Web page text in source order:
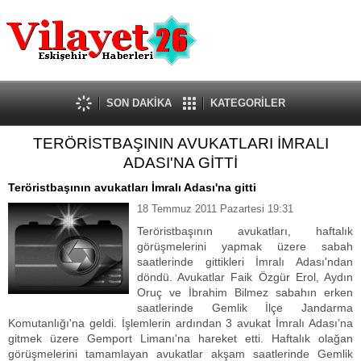
Güncel
Ekonomi
Politika
Eğitim
Spor
Kültür-Sanat
Röportaj
Tanıtım Yazısı
SON DAKİKA KATEGORİLER
TERÖRİSTBAŞININ AVUKATLARI İMRALI
ADASI'NA GİTTİ
Teröristbaşının avukatları İmralı Adası'na gitti
18 Temmuz 2011 Pazartesi 19:31
Teröristbaşının avukatları, haftalık
görüşmelerini yapmak üzere sabah
saatlerinde gittikleri İmralı Adası'ndan
döndü. Avukatlar Faik Özgür Erol, Aydın
Oruç ve İbrahim Bilmez sabahın erken
saatlerinde Gemlik İlçe Jandarma
Komutanlığı'na geldi. İşlemlerin ardından 3 avukat İmralı Adası’na
gitmek üzere Gemport Limanı'na hareket etti. Haftalık olağan
görüşmelerini tamamlayan avukatlar akşam saatlerinde Gemlik